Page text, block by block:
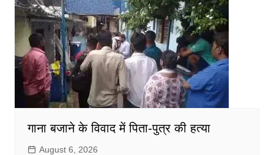
गाना बजाने के विवाद में पिता-पुत्र की हत्या
August 6, 2026